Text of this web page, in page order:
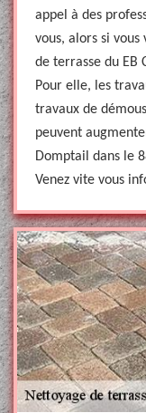
appel à des
vous, alors si
de terrasse du EB
Pour elle, les
travaux de
peuvent
Domptail dans le
Venez vite vous